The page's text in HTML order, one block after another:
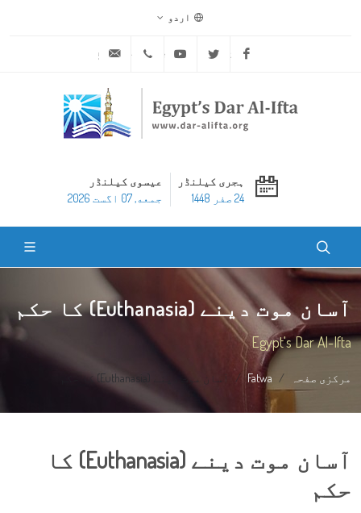
اردو
Facebook
Twitter
Youtube
ہجری کیلنڈر
24 صفر 1448
عیسوی کیلنڈر
جمعه, 07 اگست 2026
آسان موت دینے (Euthanasia) کا حکم
Egypt's Dar Al-Ifta
مرکزی صفحہ Fatwa آسان موت دینے (Euthanasia) کا حکم
آسان موت دینے (Euthanasia) کا
حکم